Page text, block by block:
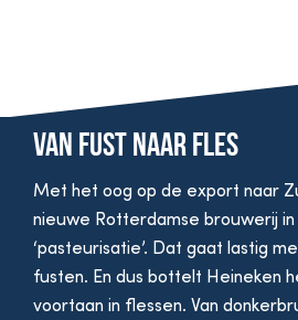
Van fust naar fles
Met het oog op de export naar
nieuwe Rotterdamse brouwerij
‘pasteurisatie’. Dat gaat lastig
fusten. En dus bottelt Heineken
voortaan in flessen. Van